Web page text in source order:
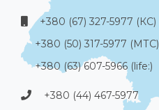
+380 (67) 327-5977 (КС)
+380 (50) 317-5977 (МТС)
+380 (63) 607-5966 (life:)
+380 (44) 467-5977